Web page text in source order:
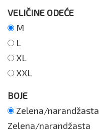
VELIČINE ODEĆE
M
L
XL
XXL
BOJE
Zelena/narandžasta
Zelena/narandžasta